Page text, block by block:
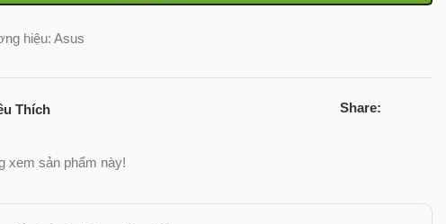
hiệu: Asus
Thích Share:
xem sản phẩm này!